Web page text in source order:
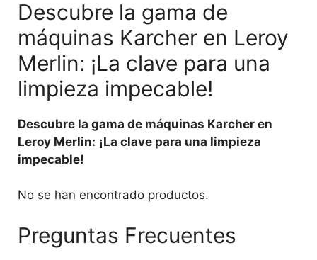
Descubre la gama de
máquinas Karcher en Leroy
Merlin: ¡La clave para una
limpieza impecable!
Descubre la gama de máquinas Karcher en
Leroy Merlin: ¡La clave para una limpieza
impecable!
No se han encontrado productos.
Preguntas Frecuentes